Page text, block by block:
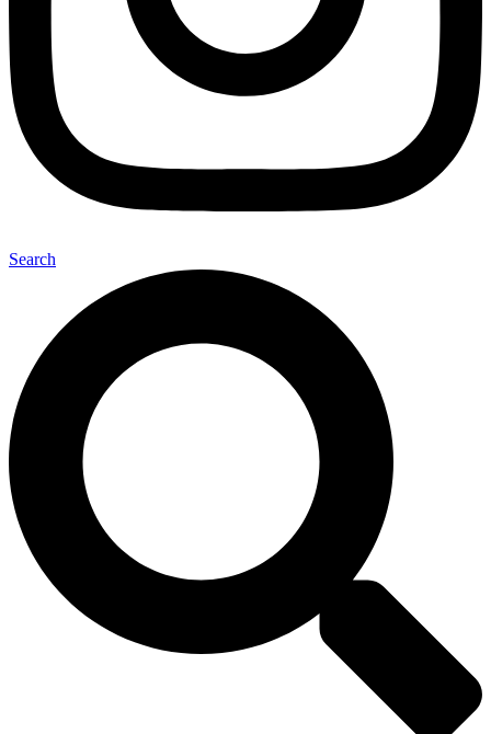
Search